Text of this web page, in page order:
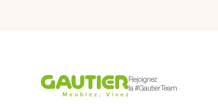
Rejoignez
la #GautierTeam